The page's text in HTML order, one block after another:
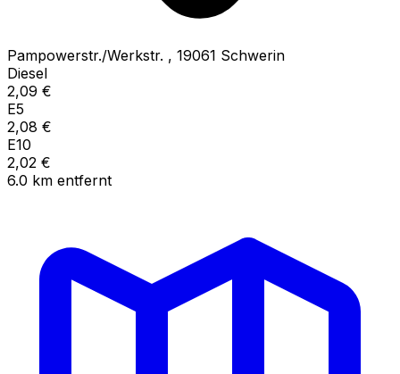
Pampowerstr./Werkstr. , 19061 Schwerin
Diesel
2,09 €
E5
2,08 €
E10
2,02 €
6.0 km entfernt